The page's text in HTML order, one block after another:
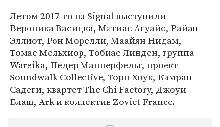
Летом 2017-го на Signal выступили
Вероника Васицка, Матиас Агуайо, Райан
Эллиот, Рон Морелли, Маайян Нидам,
Томас Мельхиор, Тобиас Линден, группа
Wareika, Педер Маннерфельт, проект
Soundwalk Collective, Торн Хоук, Камран
Садеги, квартет The Chi Factory, Джоуи
Блаш, Ark и коллектив Zoviet France.